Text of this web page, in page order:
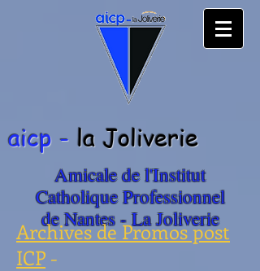
aicp - la Joliverie
Amicale de l'Institut
Catholique Professionnel
de Nantes - La Joliverie
Archives de Promos post
ICP -